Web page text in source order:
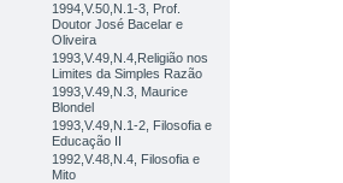
1994,V.50,N.1-3, Prof.
Doutor José Bacelar e
Oliveira
1993,V.49,N.4,Religião nos
Limites da Simples Razão
1993,V.49,N.3, Maurice
Blondel
1993,V.49,N.1-2, Filosofia e
Educação II
1992,V.48,N.4, Filosofia e
Mito